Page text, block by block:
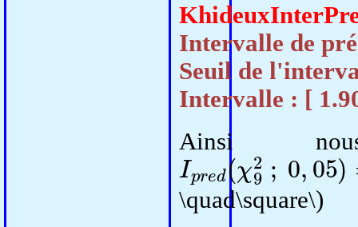
Intervalle de
Seuil de
Intervalle : [
Ainsi
Ipred( 9 ; 0 ,05)
\quad\square\)